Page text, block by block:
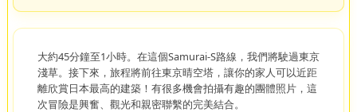
大約45分鐘至1小時。在這個Samurai-S路線，我們將駛過東京
淺草。接下來，旅程將前往東京晴空塔，讓你的家人可以近距
離欣賞日本最高的建築！有很多機會拍攝有趣的團體照片，這
次冒險是興奮、觀光和親密聯繫的完美結合。